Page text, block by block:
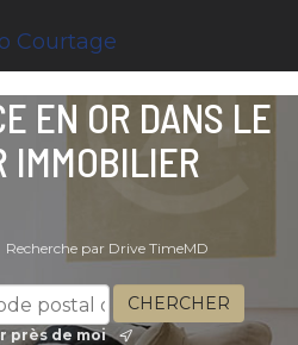
EN OR DANS LE
IMMOBILIER
Recherche par Drive TimeMD
près de moi